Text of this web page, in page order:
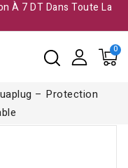
À 7 DT Dans Toute La
– Protection